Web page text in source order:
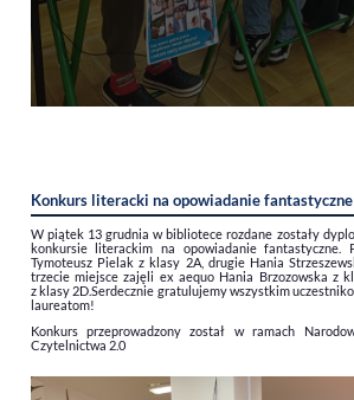
Konkurs literacki na opowiadanie fantastyczne
W piątek 13 grudnia w bibliotece rozdane zostały
konkursie literackim na opowiadanie fantastyczne.
Tymoteusz Pielak z klasy 2A, drugie Hania
trzecie miejsce zajęli ex aequo Hania Brzozowska z
z klasy 2D.Serdecznie gratulujemy wszystkim
laureatom!
Konkurs przeprowadzony został w ramach
Czytelnictwa 2.0